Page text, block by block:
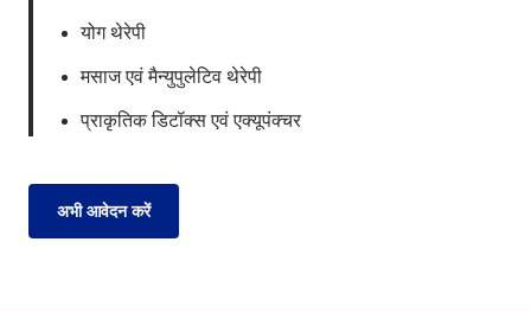
योग थेरेपी
मसाज एवं मैन्युपुलेटिव थेरेपी
प्राकृतिक डिटॉक्स एवं एक्यूपंक्चर
अभी आवेदन करें